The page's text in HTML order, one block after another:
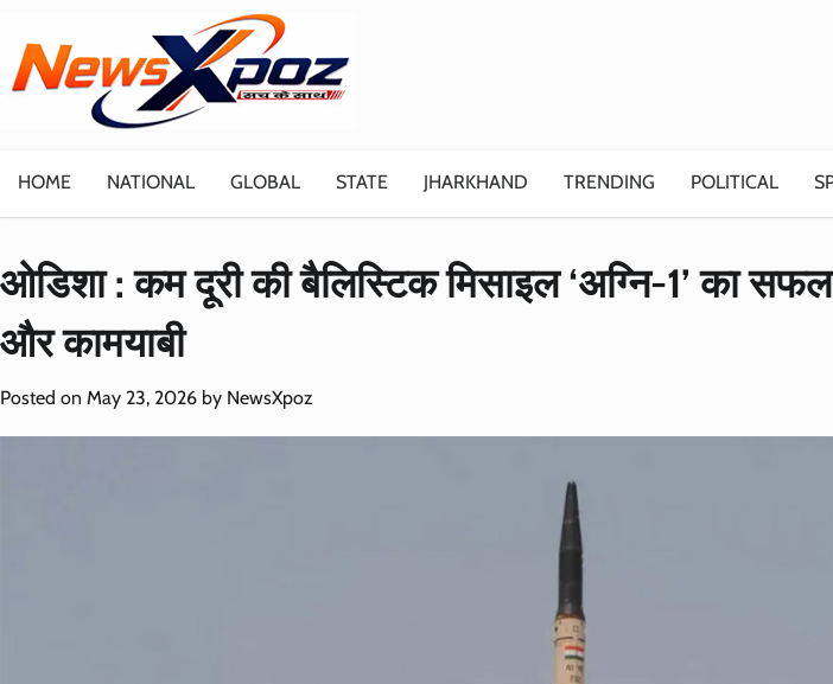
content
HOME NATIONAL GLOBAL STATE JHARKHAND TRENDING POLITICAL
ओडिशा : कम दूरी की बैलिस्टिक मिसाइल ‘अग्नि-1’ का सफल
और कामयाबी
Posted on May 23, 2026 by NewsXpoz